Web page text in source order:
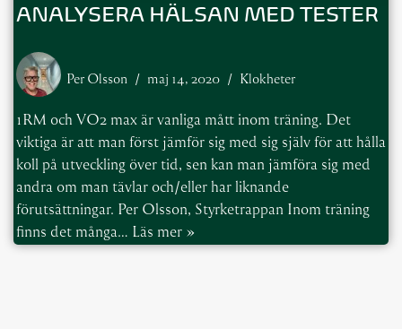
ANALYSERA HÄLSAN MED TESTER
Per Olsson maj 14, 2020 Klokheter
1RM och VO2 max är vanliga mått inom träning. Det
viktiga är att man först jämför sig med sig själv för att hålla
koll på utveckling över tid, sen kan man jämföra sig med
andra om man tävlar och/eller har liknande
förutsättningar. Per Olsson, Styrketrappan Inom träning
finns det många… Läs mer »